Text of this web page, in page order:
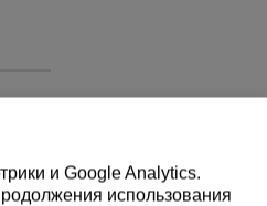
и Google Analytics.
использования